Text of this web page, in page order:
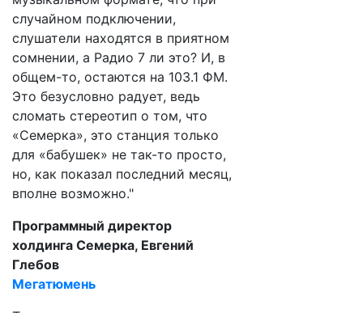
случайном подключении,
слушатели находятся в приятном
сомнении, а Радио 7 ли это? И, в
общем-то, остаются на 103.1 ФМ.
Это безусловно радует, ведь
сломать стереотип о том, что
«Семерка», это станция только
для «бабушек» не так-то просто,
но, как показал последний месяц,
вполне возможно."
Программный директор
холдинга Семерка, Евгений
Глебов
Мегатюмень